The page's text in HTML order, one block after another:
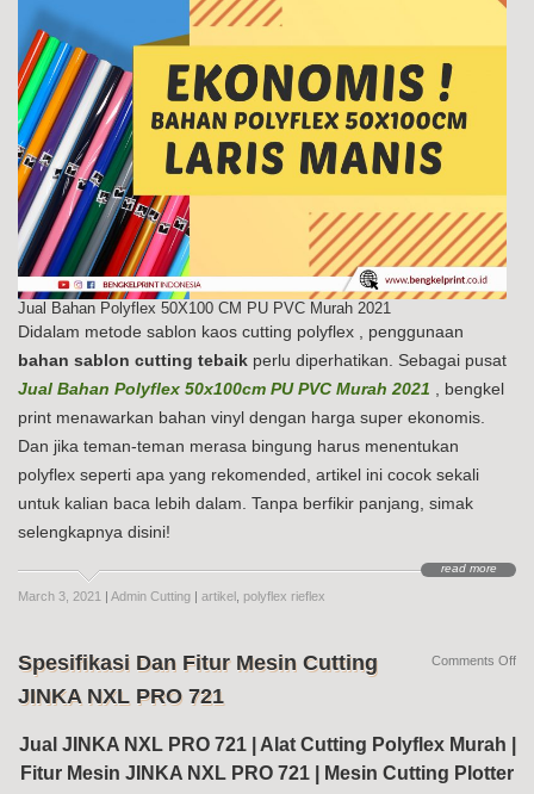
Jual Bahan Polyflex 50X100 CM PU PVC Murah 2021
Didalam metode sablon kaos cutting polyflex , penggunaan
bahan sablon cutting tebaik perlu diperhatikan. Sebagai pusat
Jual Bahan Polyflex 50x100cm PU PVC Murah 2021 , bengkel
print menawarkan bahan vinyl dengan harga super ekonomis.
Dan jika teman-teman merasa bingung harus menentukan
polyflex seperti apa yang rekomended, artikel ini cocok sekali
untuk kalian baca lebih dalam. Tanpa berfikir panjang, simak
selengkapnya disini!
read more
March 3, 2021 | Admin Cutting | artikel polyflex rieflex
Spesifikasi Dan Fitur Mesin Cutting
JINKA NXL PRO 721
Jual JINKA NXL PRO 721 | Alat Cutting Polyflex Murah |
Fitur Mesin JINKA NXL PRO 721 | Mesin Cutting Plotter
Comments Offon